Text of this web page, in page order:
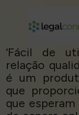
‘Fácil de
relação
é um
que
que esperam